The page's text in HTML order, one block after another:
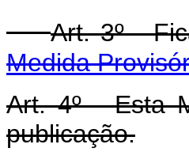
Art. 3º -
Medida
Art. 4º - Esta
publicação.